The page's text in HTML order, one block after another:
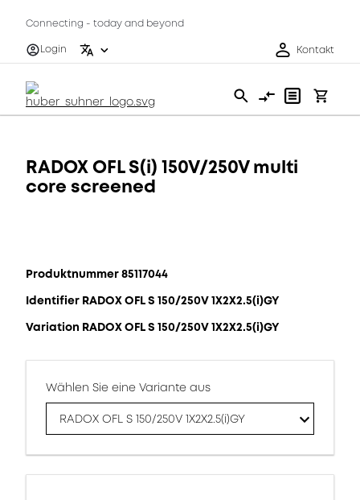
Connecting - today and beyond
Login
Kontakt
RADOX OFL S(i) 150V/250V multi
core screened
Produktnummer 85117044
Identifier RADOX OFL S 150/250V 1X2X2.5(i)GY
Variation RADOX OFL S 150/250V 1X2X2.5(i)GY
Wählen Sie eine Variante aus
RADOX OFL S 150/250V 1X2X2.5(i)GY